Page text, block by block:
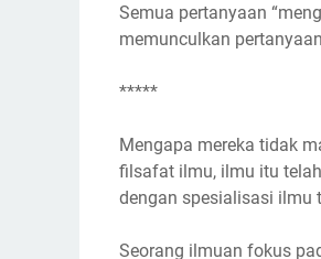
Semua pertanyaan
memunculkan
*****
Mengapa mereka tidak
filsafat ilmu, ilmu itu
dengan spesialisasi ilmu
Seorang ilmuan fokus